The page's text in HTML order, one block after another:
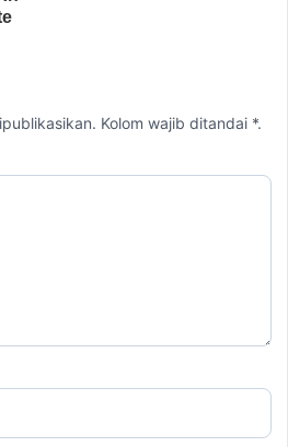
Kolom wajib ditandai *.